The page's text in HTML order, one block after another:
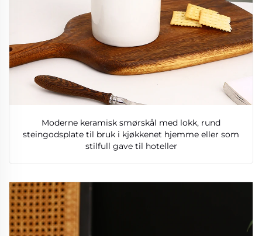
Moderne keramisk smørskål med lokk, rund
steingodsplate til bruk i kjøkkenet hjemme eller som
stilfull gave til hoteller